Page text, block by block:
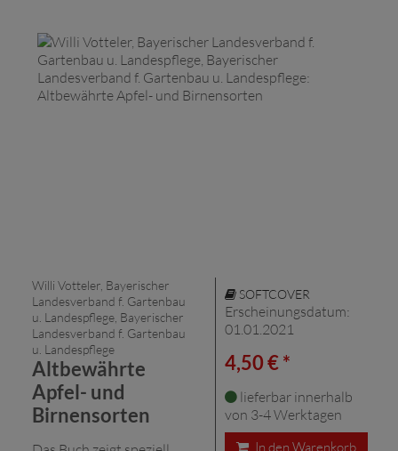
Willi Votteler, Bayerischer
Landesverband f. Gartenbau
u. Landespflege, Bayerischer
Landesverband f. Gartenbau
u. Landespflege
Altbewährte
Apfel- und
Birnensorten
SOFTCOVER
Erscheinungsdatum:
01.01.2021
4,50 € *
lieferbar innerhalb
von 3-4 Werktagen
In den Warenkorb